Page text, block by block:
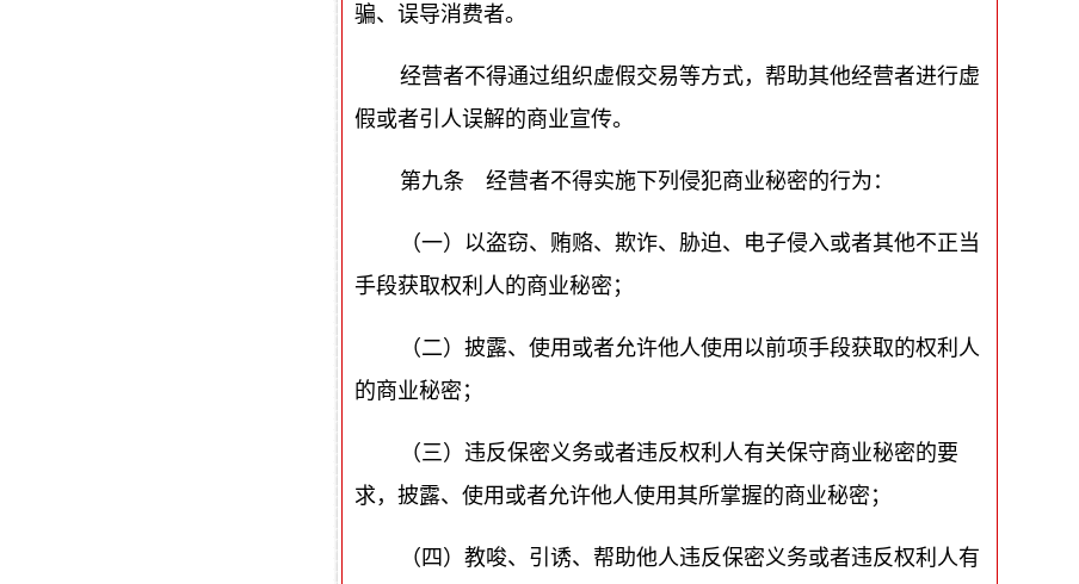
骗、误导消费者。
经营者不得通过组织虚假交易等方式，帮助其他经营者进行虚
假或者引人误解的商业宣传。
第九条 经营者不得实施下列侵犯商业秘密的行为：
（一）以盗窃、贿赂、欺诈、胁迫、电子侵入或者其他不正当
手段获取权利人的商业秘密；
（二）披露、使用或者允许他人使用以前项手段获取的权利人
的商业秘密；
（三）违反保密义务或者违反权利人有关保守商业秘密的要
求，披露、使用或者允许他人使用其所掌握的商业秘密；
（四）教唆、引诱、帮助他人违反保密义务或者违反权利人有